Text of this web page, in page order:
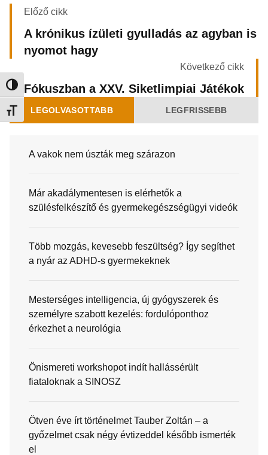
Nagy kontraszt váltása
Betűméret váltása
Előző cikk
A krónikus ízületi gyulladás az agyban is
nyomot hagy
Következő cikk
Fókuszban a XXV. Siketlimpiai Játékok
LEGOLVASOTTABB LEGFRISSEBB
A vakok nem úszták meg szárazon
Már akadálymentesen is elérhetők a
szülésfelkészítő és gyermekegészségügyi videók
Több mozgás, kevesebb feszültség? Így segíthet
a nyár az ADHD-s gyermekeknek
Mesterséges intelligencia, új gyógyszerek és
személyre szabott kezelés: fordulóponthoz
érkezhet a neurológia
Önismereti workshopot indít hallássérült
fiataloknak a SINOSZ
Ötven éve írt történelmet Tauber Zoltán – a
győzelmet csak négy évtizeddel később ismerték
el